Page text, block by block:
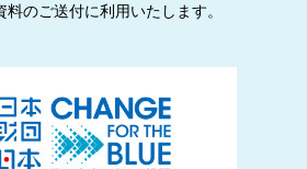
料のご送付に利⽤いたします。